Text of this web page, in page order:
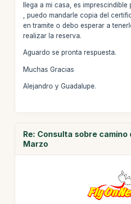
llega a mi casa, es imprescindible
, puedo mandarle copia del
en tramite o debo esperar a
realizar la reserva.
Aguardo se pronta respuesta.
Muchas Gracias
Alejandro y Guadalupe.
Re: Consulta sobre camino
Marzo